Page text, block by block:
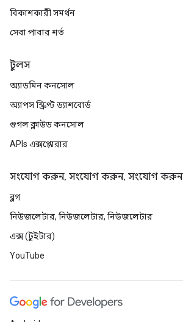
বিকাশকারী সমর্থন
সেবা পাবার শর্ত
টুলস
অ্যাডমিন কনসোল
অ্যাপস স্ক্রিপ্ট ড্যাশবোর্ড
গুগল ক্লাউড কনসোল
APIs এক্সপ্লোরার
সংযোগ করুন, সংযোগ করুন, সংযোগ করুন
ব্লগ
নিউজলেটার, নিউজলেটার, নিউজলেটার
এক্স (টুইটার)
YouTube